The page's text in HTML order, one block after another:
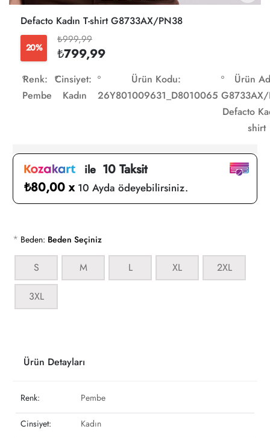
Defacto Kadın T-shirt G8733AX/PN38
20%
₺999,99
₺799,99
Renk:
Pembe
Cinsiyet:
Kadın
Ürün Kodu:
26Y801009631_D8010065
Ürün
Defacto
shirt
ile10 Taksit
₺80,00 x 10 Ayda ödeyebilirsiniz.
* Beden: Beden Seçiniz
S M L XL 2XL
3XL
Ürün Detayları
Renk: Pembe
Cinsiyet: Kadın